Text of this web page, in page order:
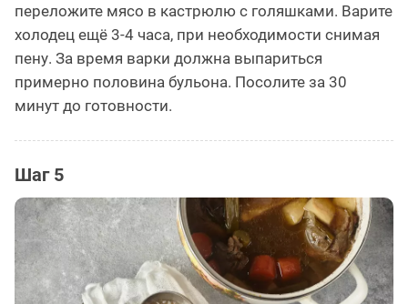
переложите мясо в кастрюлю с голяшками. Варите
холодец ещё 3-4 часа, при необходимости снимая
пену. За время варки должна выпариться
примерно половина бульона. Посолите за 30
минут до готовности.
Шаг 5